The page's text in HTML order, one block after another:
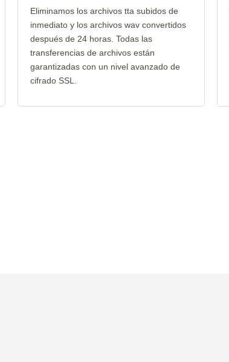
Eliminamos los archivos tta subidos de
inmediato y los archivos wav convertidos
después de 24 horas. Todas las
transferencias de archivos están
garantizadas con un nivel avanzado de
cifrado SSL.